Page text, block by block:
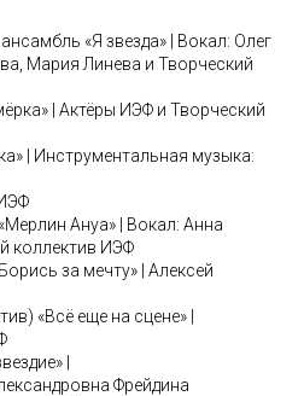
«Я звезда» | Вокал: Олег
Мария Линева и Творческий
| Актёры ИЭФ и Творческий
| Инструментальная музыка:
Ануа» | Вокал: Анна
коллектив ИЭФ
за мечту» | Алексей
«Всё еще на сцене» |
|
Фрейдина